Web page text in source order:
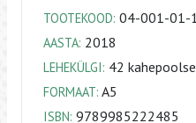
TOOTEKOOD: 04-001-01-
AASTA: 2018
LEHEKÜLGI: 42
FORMAAT: A5
ISBN: 9789985222485